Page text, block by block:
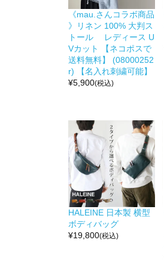
《mau.さんコラボ商品
》リネン 100% 大判ス
トール レディース U
Vカット 【ネコポスで
送料無料】 (08000252
r) 【名入れ刺繍可能】
¥5,900(税込)
HALEINE 日本製 横型
ボディバッグ
¥19,800(税込)